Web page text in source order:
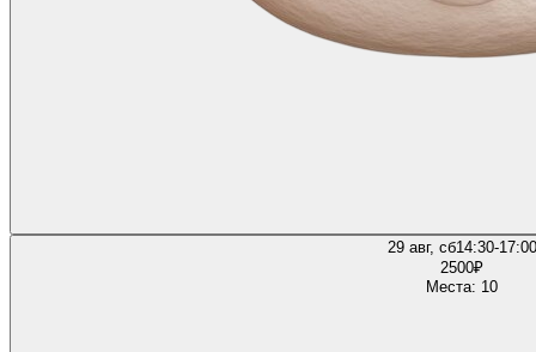
29 авг, сб14:30-17:00
2500₽
Места: 10